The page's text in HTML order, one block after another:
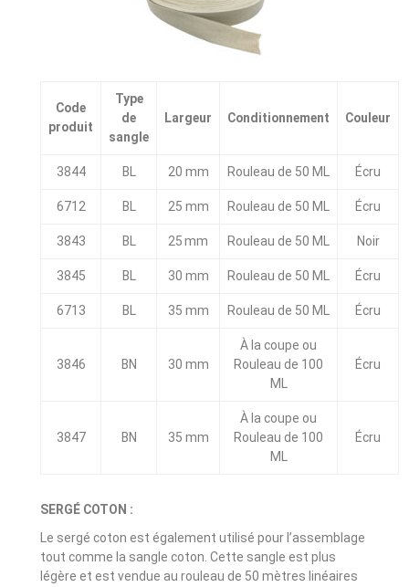
Code
produit
Type
de
sangle
Largeur Conditionnement Couleur
3844 BL 20 mm Rouleau de 50 ML Écru
6712 BL 25 mm Rouleau de 50 ML Écru
3843 BL 25 mm Rouleau de 50 ML Noir
3845 BL 30 mm Rouleau de 50 ML Écru
6713 BL 35 mm Rouleau de 50 ML Écru
3846 BN 30 mm
À la coupe ou
Rouleau de 100
ML
Écru
3847 BN 35 mm
À la coupe ou
Rouleau de 100
ML
Écru
SERGÉ COTON :
Le sergé coton est également utilisé pour l’assemblage
tout comme la sangle coton. Cette sangle est plus
légère et est vendue au rouleau de 50 mètres linéaires